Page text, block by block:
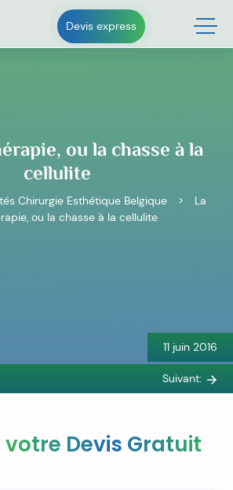
Devis express
ou la chasse à la
cellulite
Chirurgie Esthétique Belgique >
La
ou la chasse à la cellulite
11 juin 2016
Suivant:
votre Devis Gratuit